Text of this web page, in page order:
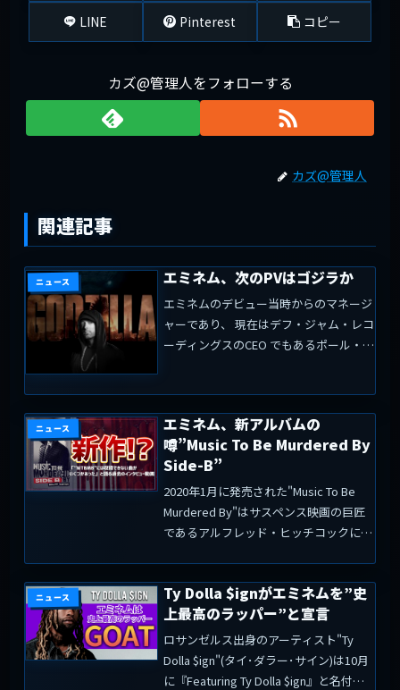
LINE Pinterest コピー
カズ@管理人をフォローする
カズ@管理人
関連記事
ニュース エミネム、次のPVはゴジラか
エミネムのデビュー当時からのマネージ
ャーであり、 現在はデフ・ジャム・レコ
ーディングスのCEO でもあるポール・ロ
エミネムの次のP...
ニュース
エミネム、新アルバムの
噂”Music To Be Murdered By
Side-B”
2020年1月に発売された"Music To Be
Murdered By"はサスペンス映画の巨匠
であるアルフレッド・ヒッチコックにイ
は、ヒッチコックの代表作の一つ"T...
ニュース
Ty Dolla $ignがエミネムを”史
上最高のラッパー”と宣言
ロサンゼルス出身のアーティスト"Ty
Dolla $ign"(タイ･ダラー･サイン)は10月
に『Featuring Ty Dolla $ign』と名付け